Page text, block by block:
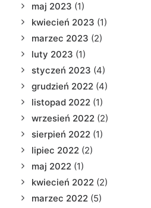
maj 2023 (1)
kwiecień 2023 (1)
marzec 2023 (2)
luty 2023 (1)
styczeń 2023 (4)
grudzień 2022 (4)
listopad 2022 (1)
wrzesień 2022 (2)
sierpień 2022 (1)
lipiec 2022 (2)
maj 2022 (1)
kwiecień 2022 (2)
marzec 2022 (5)